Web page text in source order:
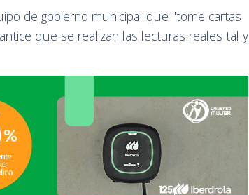
de gobierno municipal que "tome cartas
que se realizan las lecturas reales tal y